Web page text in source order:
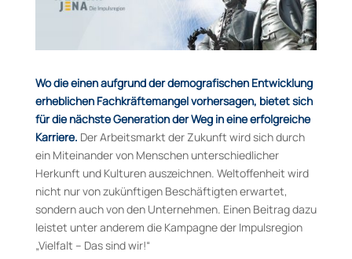
Wo die einen aufgrund der demografischen Entwicklung
erheblichen Fachkräftemangel vorhersagen, bietet sich
für die nächste Generation der Weg in eine erfolgreiche
Karriere. Der Arbeitsmarkt der Zukunft wird sich durch
ein Miteinander von Menschen unterschiedlicher
Herkunft und Kulturen auszeichnen. Weltoffenheit wird
nicht nur von zukünftigen Beschäftigten erwartet,
sondern auch von den Unternehmen. Einen Beitrag dazu
leistet unter anderem die Kampagne der Impulsregion
„Vielfalt – Das sind wir!“